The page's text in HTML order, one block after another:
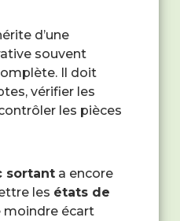
d’une
souvent
Il doit
vérifier les
les pièces
sortanta encore
les états de
moindre écart